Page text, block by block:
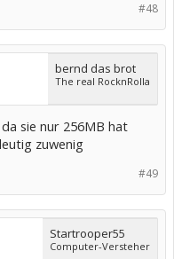
#48
bernd das brot
The real RocknRolla
sie nur 256MB hat
zuwenig
#49
Startrooper55
Computer-Versteher